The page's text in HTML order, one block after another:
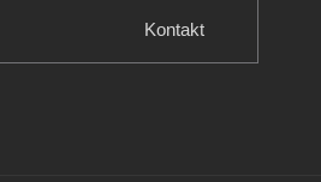
Kontakt